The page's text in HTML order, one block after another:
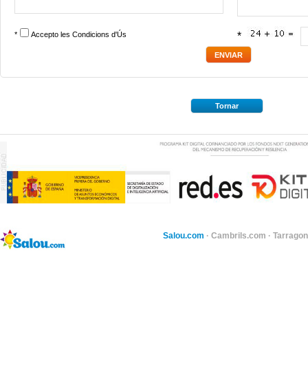
* Accepto les Condicions d'Ús *
Tornar
Salou.com · Cambrils.com ·